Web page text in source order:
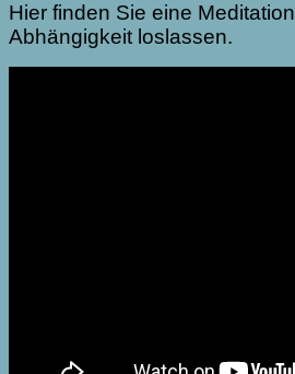
Hier finden Sie eine Meditation
Abhängigkeit loslassen.